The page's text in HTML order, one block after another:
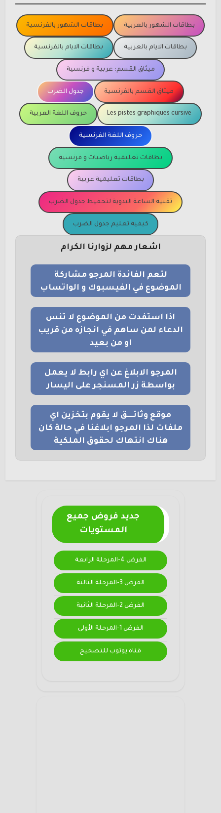
بطاقات الشهور بالعربية بطاقات الشهور بالفرنسية
بطاقات الايام بالعربية بطاقات الايام بالفرنسية
ميثاق القسم: عربية و فرنسية
ميثاق القسم بالفرنسية جدول الضرب
Les pistes graphiques cursive حروف اللغة العربية
حروف اللغة الفرنسية
بطاقات تعليمية رياضيات و فرنسية
بطاقات تعليمية عربية
تقنية الساعة اليدوية لتحفيظ جدول الضرب
كيفية تعليم جدول الضرب
اشعار مهم لزوارنا الكرام
لتعم الفائدة المرجو مشاركة
الموضوع في الفيسبوك و الواتساب
اذا استفدت من الموضوع لا تنس
الدعاء لمن ساهم في انجازه من قريب
او من بعيد
المرجو الابلاغ عن اي رابط لا يعمل
بواسطة زر المسنجر على اليسار
موقع وثائــــق لا يقوم بتخزين اي
ملفات لذا المرجو ابلاغنا في حالة كان
هناك انتهاك لحقوق الملكية
جديد فروض جميع
المستويات
الفرض 4-المرحلة الرابعة
الفرض 3-المرحلة الثالثة
الفرض 2-المرحلة الثانية
الفرض 1-المرحلة الأولى
قناة يوتوب للتصحيح